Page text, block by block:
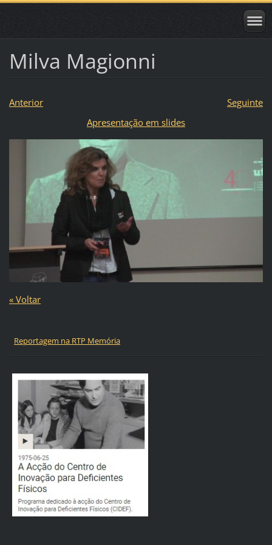
Milva Magionni
Anterior
Seguinte
Apresentação em slides
« Voltar
Reportagem na RTP Memória